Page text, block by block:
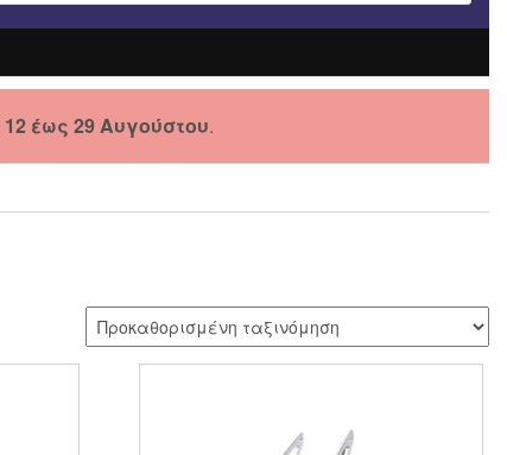
12 έως 29 Αυγούστου.